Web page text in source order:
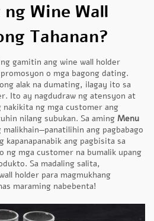
Wine Wall
Tahanan?
gamitin ang wine wall holder
o mga bagong dating.
alak na dumating, ilagay ito sa
Ito ay nagdudraw ng atensyon at
nakikita ng mga customer ang
nilang subukan. Sa aming Menu
malikhain—panatilihin ang pagbabago
kapanapanabik ang pagbisita sa
mga customer na bumalik upang
Sa madaling salita,
holder para magmukhang
maraming nabebenta!